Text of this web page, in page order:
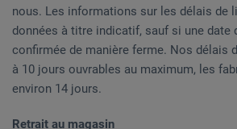
nous. Les informations sur les délais de
données à titre indicatif, sauf si une date
confirmée de manière ferme. Nos délais
à 10 jours ouvrables au maximum, les
environ 14 jours.
Retrait au magasin